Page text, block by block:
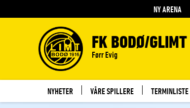
NY ARENA
FK BODØ/GLIMT
Førr Evig
NYHETER VÅRE SPILLERE TERMINLISTE